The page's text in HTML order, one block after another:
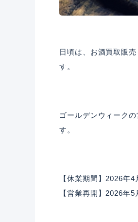
日頃は、お酒買取販
す。
ゴールデンウィーク
す。
【休業期間】2026年
【営業再開】2026年